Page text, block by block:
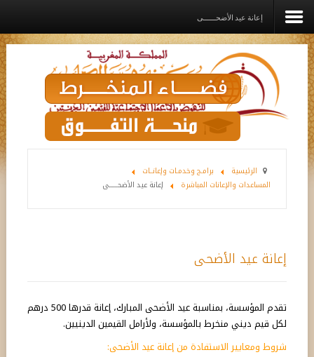
الرئيسية
المؤسســة
القيم الديني
إعانة عيد الأضحــــــى
الرئيسية
برامـج وخدمـات وإعانــات
المساعدات والإعانات المباشرة
إعانة عيد الأضحــــــى
إعانة عيد الأضحى
تقدم المؤسسة، بمناسبة عيد الأضحى المبارك، إعانة قدرها 500 درهم
لكل قيم ديني منخرط بالمؤسسة، ولأرامل القيمين الدينيين.
شروط ومعايير الاستفادة من إعانة عيد الأضحى: